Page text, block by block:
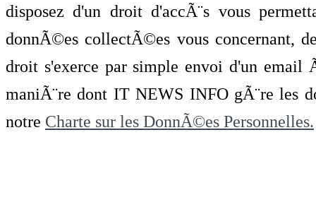
disposez d'un droit d'accÃ¨s vous
donnÃ©es collectÃ©es vous concernant,
droit s'exerce par simple envoi d'un
maniÃ¨re dont IT NEWS INFO gÃ¨re les
notre Charte sur les DonnÃ©es Personnelles.